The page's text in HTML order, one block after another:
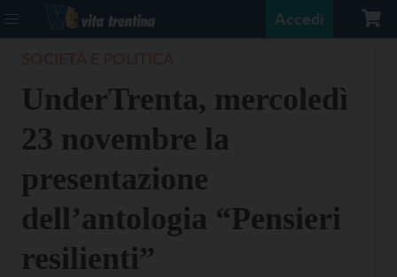
Accedi
UnderTrenta, mercoledì
23 novembre la
presentazione
dell’antologia “Pensieri
resilienti”